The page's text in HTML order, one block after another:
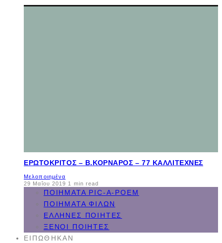
ΕΡΩΤΌΚΡΙΤΟΣ – B.ΚΟΡΝΆΡΟΣ – 77 ΚΑΛΛΙΤΈΧΝΕΣ
Μελοποιημένα
29 Μαΐου 2019 1 min read
ΠΟΙΉΜΑΤΑ PIC-A-POEM
ΠΟΙΉΜΑΤΑ ΦΊΛΩΝ
ΈΛΛΗΝΕΣ ΠΟΙΗΤΈΣ
ΞΈΝΟΙ ΠΟΙΗΤΈΣ
ΕΙΠΏΘΗΚΑΝ